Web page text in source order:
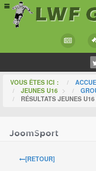
VOUS ÊTES ICI :
JEUNES U16 >
RÉSULTATS JEUNES
[RETOUR]